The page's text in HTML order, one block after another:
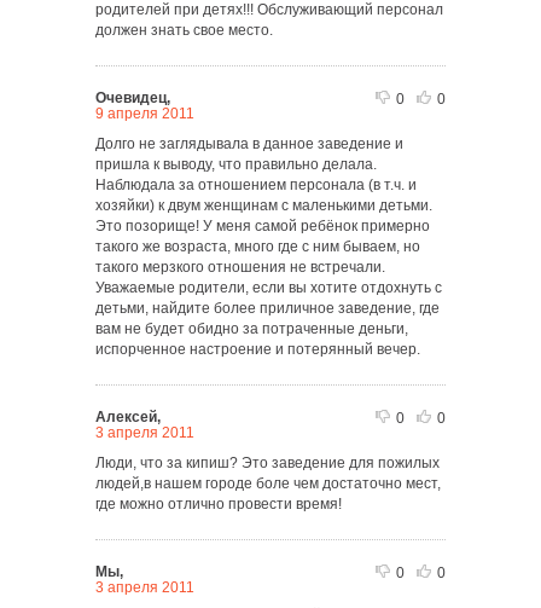
родителей при детях!!! Обслуживающий персонал
должен знать свое место.
0 0
Очевидец,
9 апреля 2011
Долго не заглядывала в данное заведение и
пришла к выводу, что правильно делала.
Наблюдала за отношением персонала (в т.ч. и
хозяйки) к двум женщинам с маленькими детьми.
Это позорище! У меня самой ребёнок примерно
такого же возраста, много где с ним бываем, но
такого мерзкого отношения не встречали.
Уважаемые родители, если вы хотите отдохнуть с
детьми, найдите более приличное заведение, где
вам не будет обидно за потраченные деньги,
испорченное настроение и потерянный вечер.
0 0
Алексей,
3 апреля 2011
Люди, что за кипиш? Это заведение для пожилых
людей,в нашем городе боле чем достаточно мест,
где можно отлично провести время!
0 0
Мы,
3 апреля 2011